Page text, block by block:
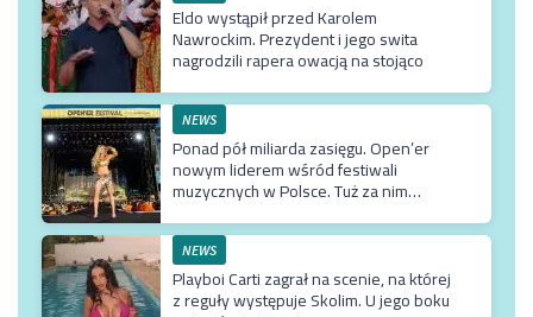
Eldo wystąpił przed Karolem
Nawrockim. Prezydent i jego swita
nagrodzili rapera owacją na stojąco
NEWS
Ponad pół miliarda zasięgu. Open’er
nowym liderem wśród festiwali
muzycznych w Polsce. Tuż za nim
NEWS
Playboi Carti zagrał na scenie, na której
z reguły występuje Skolim. U jego boku